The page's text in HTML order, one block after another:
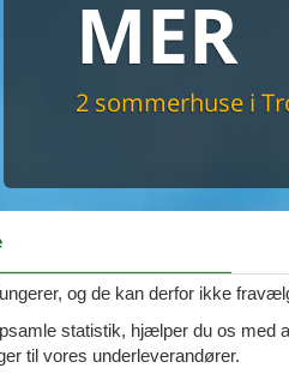
MER
2 sommerhuse i
og de kan derfor ikke
statistik, hjælper du os med
til vores underleverandører.